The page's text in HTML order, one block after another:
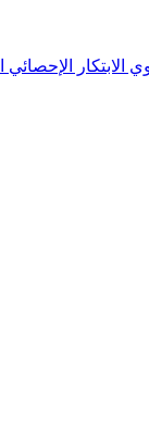
الابتكار الإحصائي